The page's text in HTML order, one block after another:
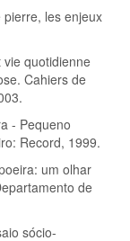
pierre, les enjeux
vie quotidienne
Cahiers de
- Pequeno
Record, 1999.
um olhar
de
sócio-